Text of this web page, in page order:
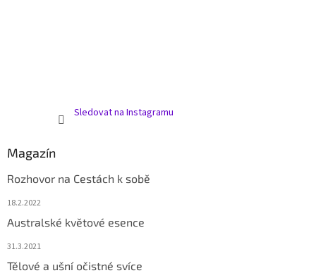
Sledovat na Instagramu
Magazín
Rozhovor na Cestách k sobě
18.2.2022
Australské květové esence
31.3.2021
Tělové a ušní očistné svíce